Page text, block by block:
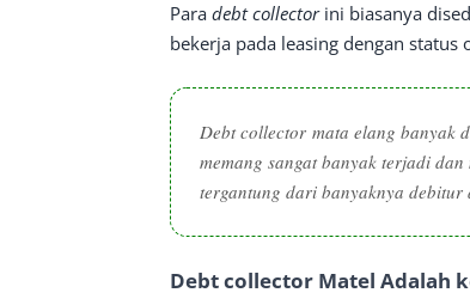
Para debt collectorini biasanya
bekerja pada leasing dengan status
Debt collector mata elang banyak
memang sangat banyak terjadi
tergantung dari banyaknya
Debt collector Matel Adalah